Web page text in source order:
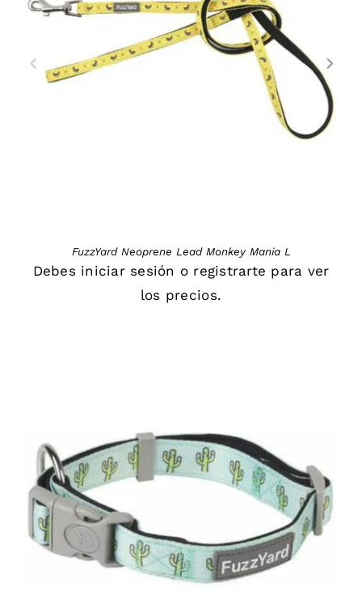
FuzzYard Neoprene Lead Monkey Mania L
Debes iniciar sesión o registrarte para ver
los precios.